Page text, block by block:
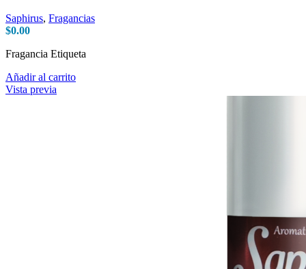
Saphirus, Fragancias
$0.00
Fragancia Etiqueta
Añadir al carrito
Vista previa